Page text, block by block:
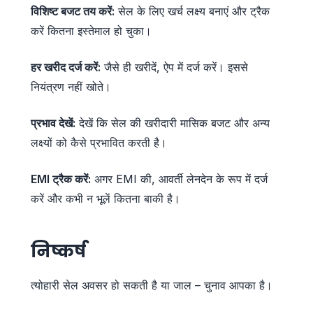
विशिष्ट बजट तय करें: सेल के लिए खर्च लक्ष्य बनाएं और ट्रैक
करें कितना इस्तेमाल हो चुका।
हर खरीद दर्ज करें: जैसे ही खरीदें, ऐप में दर्ज करें। इससे
नियंत्रण नहीं खोते।
प्रभाव देखें: देखें कि सेल की खरीदारी मासिक बजट और अन्य
लक्ष्यों को कैसे प्रभावित करती है।
EMI ट्रैक करें: अगर EMI की, आवर्ती लेनदेन के रूप में दर्ज
करें और कभी न भूलें कितना बाकी है।
निष्कर्ष
त्योहारी सेल अवसर हो सकती है या जाल – चुनाव आपका है।